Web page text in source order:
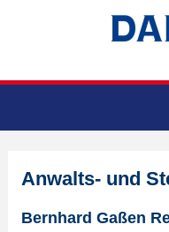
Anwalts- und
Bernhard Gaßen